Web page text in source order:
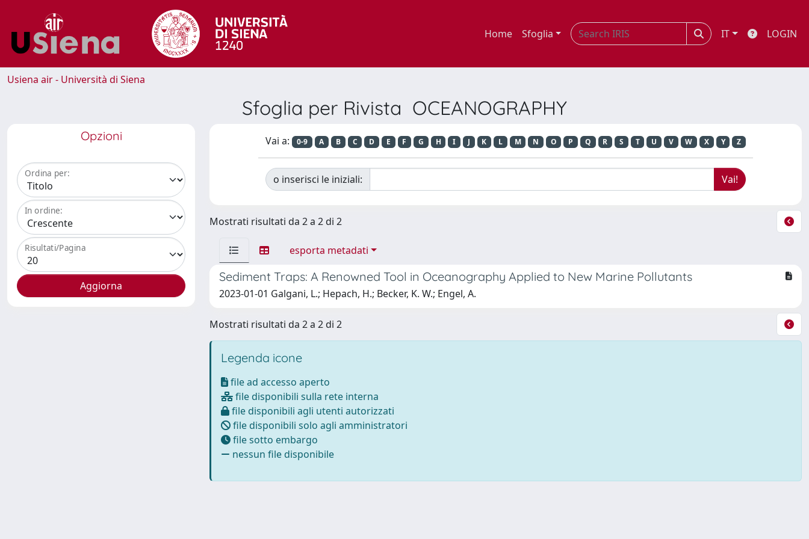
Home Sfoglia IT LOGIN
Usiena air - Università di Siena
Sfoglia per Rivista OCEANOGRAPHY
Opzioni
Ordina per:
In ordine:
Risultati/Pagina
Vai a: 0-9 A B C D E F G H I J K L M N O P Q R S T U V W X Y Z
o inserisci le iniziali:
Mostrati risultati da 2 a 2 di 2
esporta metadati
Sediment Traps: A Renowned Tool in Oceanography Applied to New Marine Pollutants
2023-01-01 Galgani, L.; Hepach, H.; Becker, K. W.; Engel, A.
Mostrati risultati da 2 a 2 di 2
Legenda icone
file ad accesso aperto
file disponibili sulla rete interna
file disponibili agli utenti autorizzati
file disponibili solo agli amministratori
file sotto embargo
nessun file disponibile